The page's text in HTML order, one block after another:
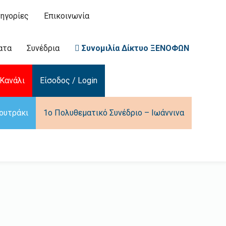
Επικοινωνία
Συνέδρια Συνομιλία Δίκτυο ΞΕΝΟΦΩΝ
Είσοδος / Login
1ο Πολυθεματικό Συνέδριο – Ιωάννινα